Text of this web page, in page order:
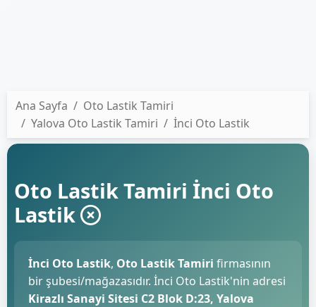
Ana Sayfa
Oto Lastik Tamiri
Yalova Oto Lastik Tamiri
İnci Oto Lastik
Oto Lastik Tamiri İnci Oto
Lastik
İnci Oto Lastik, Oto Lastik Tamiri firmasının
bir şubesi/mağazasıdır. İnci Oto Lastik'nin adresi
Kirazlı Sanayi Sitesi C2 Blok D:23, Yalova